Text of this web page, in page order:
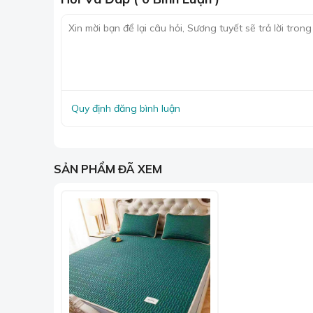
người dùng kể cả những người có làn da nhạy
Hạn chế vi khuẩn và côn trùng gây bệnh
Không dùng chất tẩy rửa mạnh để giặt sản
kết cấu cao su bị phá hoại bởi hóa chất.
Không dùng máy sấy có nhiệt độ cao để sấy
Mua chiếu điều hòa ở đâu tại Đà Nẵng?
Bạn có thể mua các loại chiếu điều hoà, chiếu
Với nhiều mẫu mã đa dạng, độ bền cao, nhều
Đặc biệt, đặt hàng online - ship đơn hỏa tốc
vật phẩm khác.
Quy định đăng bình luận
SẢN PHẨM ĐÃ XEM